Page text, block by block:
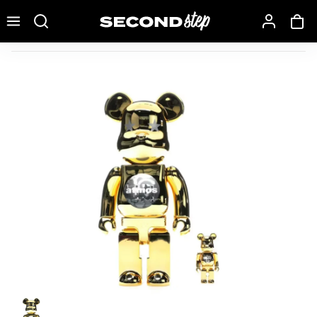
Bearbrick Atmos Gold Chrome 100% & 400% Set Multi